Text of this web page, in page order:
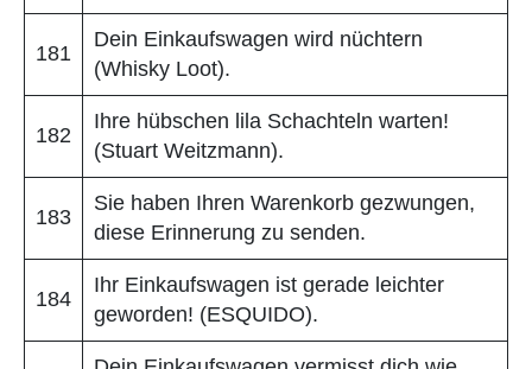
181
Dein Einkaufswagen wird nüchtern
(Whisky Loot).
182
Ihre hübschen lila Schachteln warten!
(Stuart Weitzmann).
183
Sie haben Ihren Warenkorb gezwungen,
diese Erinnerung zu senden.
184
Ihr Einkaufswagen ist gerade leichter
geworden! (ESQUIDO).